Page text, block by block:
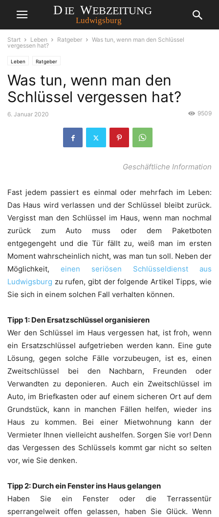
Start Leben Ratgeber
Was tun, wenn man den Schlüssel
vergessen hat?
Leben Ratgeber
Was tun, wenn man den
Schlüssel vergessen hat?
6. Januar 2020 9509
Geschäftliche Information
Fast jedem passiert es einmal oder mehrfach im Leben:
Das Haus wird verlassen und der Schlüssel bleibt zurück.
Vergisst man den Schlüssel im Haus, wenn man nochmal
zurück zum Auto muss oder dem Paketboten
entgegengeht und die Tür fällt zu, weiß man im ersten
Moment wahrscheinlich nicht, was man tun soll. Neben der
Möglichkeit, einen seriösen Schlüsseldienst aus
Ludwigsburg zu rufen, gibt der folgende Artikel Tipps, wie
Sie sich in einem solchen Fall verhalten können.
Tipp 1: Den Ersatzschlüssel organisieren
Wer den Schlüssel im Haus vergessen hat, ist froh, wenn
ein Ersatzschlüssel aufgetrieben werden kann. Eine gute
Lösung, gegen solche Fälle vorzubeugen, ist es, einen
Zweitschlüssel bei den Nachbarn, Freunden oder
Verwandten zu deponieren. Auch ein Zweitschlüssel im
Auto, im Briefkasten oder auf einem sicheren Ort auf dem
Grundstück, kann in manchen Fällen helfen, wieder ins
Haus zu kommen. Bei einer Mietwohnung kann der
Vermieter Ihnen vielleicht aushelfen. Sorgen Sie vor! Denn
das Vergessen des Schlüssels kommt gar nicht so selten
vor, wie Sie denken.
Tipp 2: Durch ein Fenster ins Haus gelangen
Haben Sie ein Fenster oder die Terrassentür
sperrangelweit offen gelassen, haben Sie Glück. Wenn